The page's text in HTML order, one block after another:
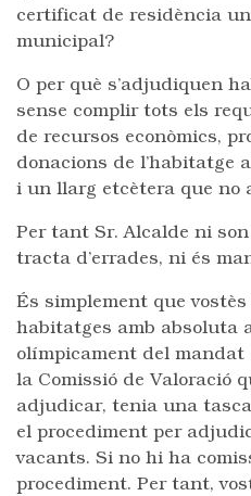
certificat de residència
municipal?
O per què s’adjudiquen
sense complir tots els
de recursos econòmics,
donacions de l’habitatge
i un llarg etcètera que no
Per tant Sr. Alcalde ni
tracta d’errades, ni és
És simplement que
habitatges amb absoluta
olímpicament del
la Comissió de Valoració
adjudicar, tenia una
el procediment per
vacants. Si no hi ha
procediment. Per tant,